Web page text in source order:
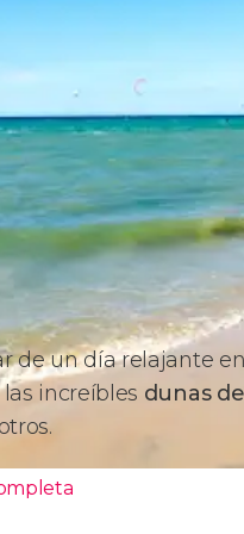
de un día relajante
increíbles dunas